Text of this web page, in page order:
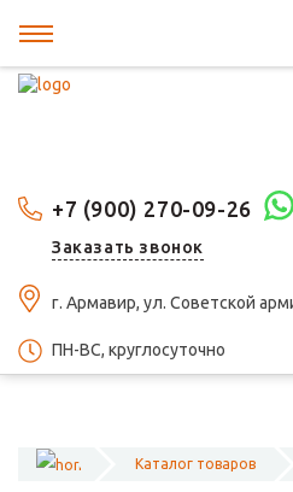
+7 (900) 270-09-26
Заказать звонок
г. Армавир, ул. Советской
ПН-ВС, круглосуточно
Каталог товаров